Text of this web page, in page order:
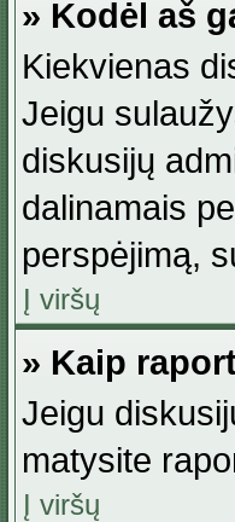
» Kodėl aš
Kiekvienas
Jeigu
diskusijų
dalinamais
perspėjimą,
Į viršų
» Kaip
Jeigu
matysite
Į viršų